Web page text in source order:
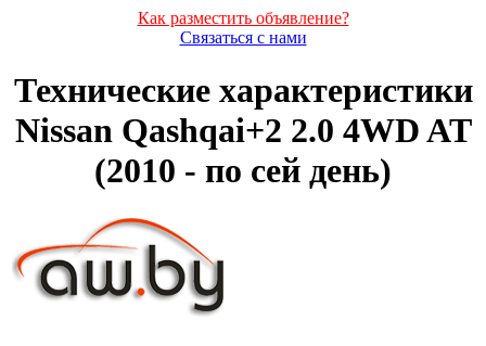
Как разместить объявление?
Связаться с нами
Технические характеристики
Nissan Qashqai+2 2.0 4WD AT
(2010 - по сей день)